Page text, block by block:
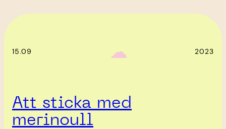
15.09 ‎ ‎‎ ☁︎‎‎ 2023
Att sticka med
merinoull